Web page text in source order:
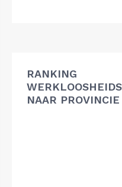
RANKING
NAAR PROVINCIE